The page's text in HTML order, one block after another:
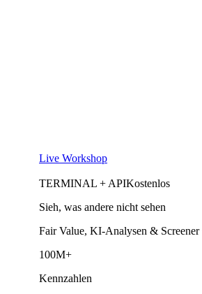
Live Workshop
TERMINAL + APIKostenlos
Sieh, was andere nicht sehen
Fair Value, KI-Analysen &
100M+
Kennzahlen